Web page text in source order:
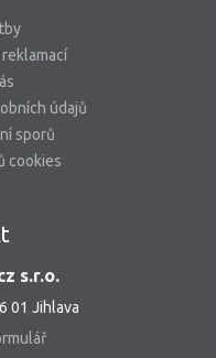
údajů
sporů
cookies
s.r.o.
01 Jihlava